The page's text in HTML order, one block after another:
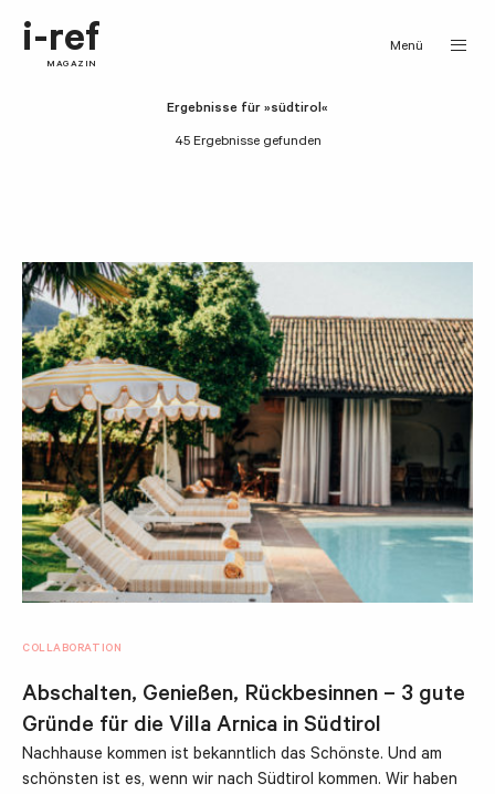
i-ref
MAGAZIN
Menü
Ergebnisse für »südtirol«
45 Ergebnisse gefunden
COLLABORATION
Abschalten, Genießen, Rückbesinnen – 3 gute
Gründe für die Villa Arnica in Südtirol
Nachhause kommen ist bekanntlich das Schönste. Und am
schönsten ist es, wenn wir nach Südtirol kommen. Wir haben